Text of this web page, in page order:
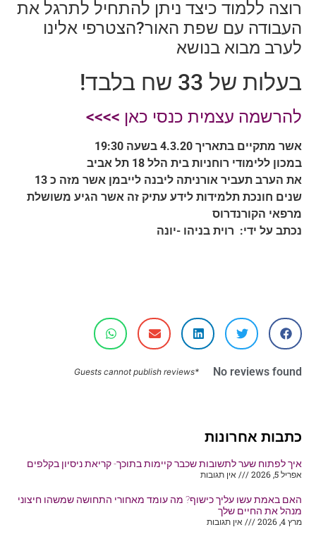
כתבות אחרונות
איך לפתוח שער לתשובות שכבר קיימות בתוכך- קריאת ניסיון בקלפים
אפריל 5, 2026
אין תגובות
האם באמת עשו עליך כישוף? מה עומד מאחורי התחושה שמשהו חיצוני
מנהל את החיים שלך
מרץ 4, 2026
אין תגובות
רוצה ללמוד כיצד ניתן להתחיל לתרגל את
העבודה עם שפת האור?הצטרפי אלינו
לערב מבוא בנושא
בעלות של 33 שח בלבד!
להרשמה עצמית כנסי כאן >>>>
אשר מתקיים בתאריך 4.3.20 בשעה 19:30
במכון ללימודי רוחניות בית הלל 18 תל אביב
את הערב תעביר אורניתה ליבנה לייבמן אשר מזה כ 13
שנים חונכת תלמידות לידע עתיק זה אשר הגיע משושלת
מרפאי הקורנדרוס
נכתב על ידי: רוית בניהו -יונה
No reviews found
*Guests cannot publish reviews